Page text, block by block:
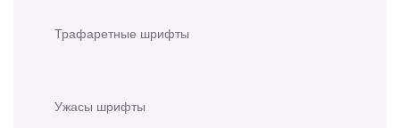
Трафаретные шрифты
Ужасы шрифты